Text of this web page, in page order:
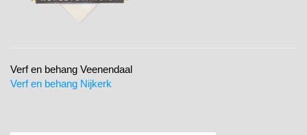
Verf en behang Veenendaal
Verf en behang Nijkerk